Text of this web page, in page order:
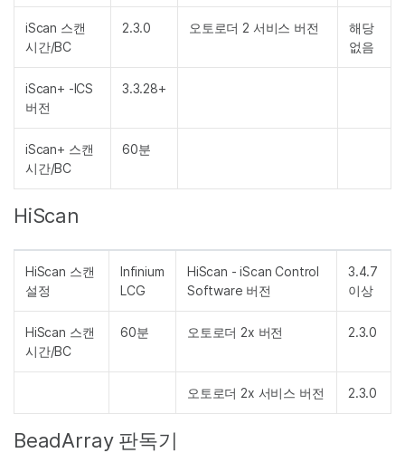
iScan 스캔
시간/BC
2.3.0 오토로더 2 서비스 버전
해당
없음
iScan+ -ICS
버전
3.3.28+
iScan+ 스캔
시간/BC
60분
HiScan
HiScan 스캔
설정
Infinium
LCG
HiScan - iScan Control
Software 버전
3.4.7
이상
HiScan 스캔
시간/BC
60분 오토로더 2x 버전 2.3.0
오토로더 2x 서비스 버전 2.3.0
BeadArray 판독기